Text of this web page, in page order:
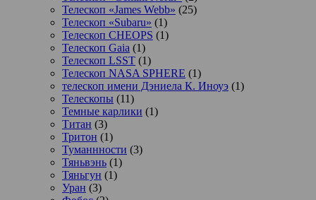
Телескоп «James Webb» (25)
Телескоп «Subaru» (1)
Телескоп CHEOPS (1)
Телескоп Gaia (1)
Телескоп LSST (1)
Телескоп NASA SPHERE (1)
телескоп имени Дэниела К. Иноуэ (1)
Телескопы (11)
Темные карлики (1)
Титан (3)
Тритон (1)
Туманнности (3)
Тяньвэнь (1)
Тяньгун (1)
Уран (3)